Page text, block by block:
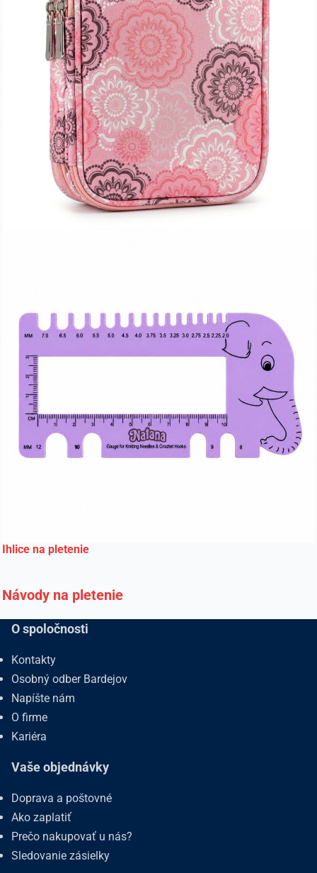
Ihlice na pletenie
Návody na pletenie
O spoločnosti
Kontakty
Osobný odber Bardejov
Napíšte nám
O firme
Kariéra
Vaše objednávky
Doprava a poštovné
Ako zaplatiť
Prečo nakupovať u nás?
Sledovanie zásielky